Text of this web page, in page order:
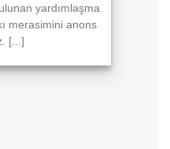
yardımlaşma
merasimini anons
[...]